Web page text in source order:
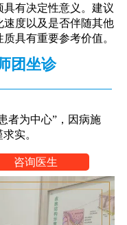
有决定性意义。建议
度以及是否伴随其他
具有重要参考价值。
团坐诊
者为中心”，因病施
实。
咨询医生